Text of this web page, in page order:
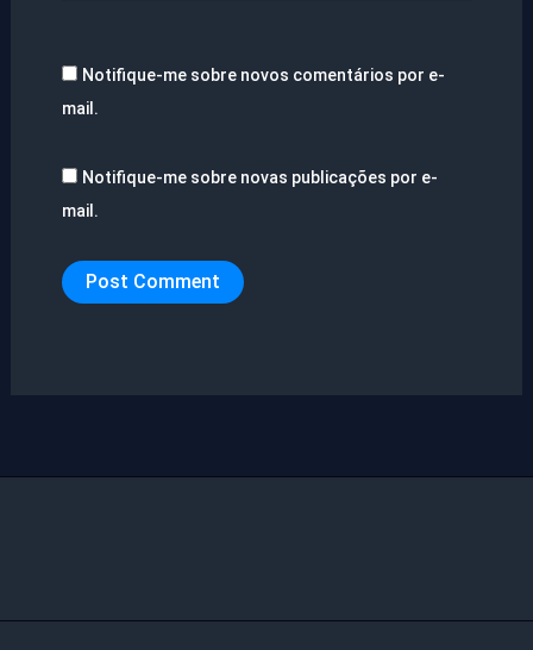
Notifique-me sobre novos comentários por e-
mail.
Notifique-me sobre novas publicações por e-
mail.